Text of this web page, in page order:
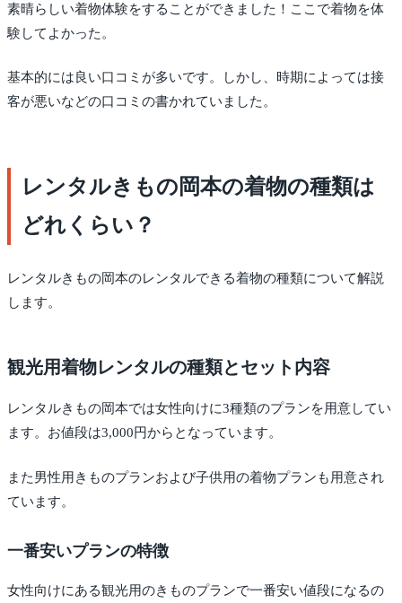
素晴らしい着物体験をすることができました！ここで着物を体
験してよかった。
基本的には良い口コミが多いです。しかし、時期によっては接
客が悪いなどの口コミの書かれていました。
レンタルきもの岡本の着物の種類は
どれくらい？
レンタルきもの岡本のレンタルできる着物の種類について解説
します。
観光用着物レンタルの種類とセット内容
レンタルきもの岡本では女性向けに3種類のプランを用意してい
ます。お値段は3,000円からとなっています。
また男性用きものプランおよび子供用の着物プランも用意され
ています。
一番安いプランの特徴
女性向けにある観光用のきものプランで一番安い値段になるの